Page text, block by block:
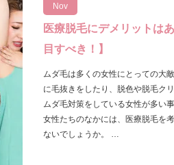
Nov
医療脱毛にデメリットは
目すべき！】
ムダ毛は多くの女性にとっての大
に毛抜きをしたり、脱色や脱毛ク
ムダ毛対策をしている女性が多い
女性たちのなかには、医療脱毛を
ないでしょうか。 …